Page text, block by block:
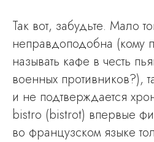
Так вот, забудьте. Мало
неправдоподобна (кому
называть кафе в честь
военных противников?),
и не подтверждается
bistro (bistrot) впервые
во французском языке